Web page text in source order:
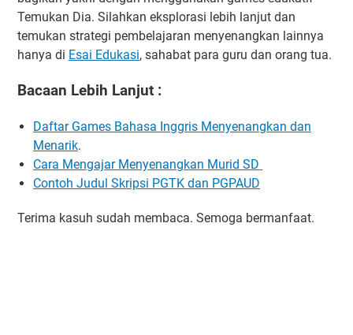
Temukan Dia. Silahkan eksplorasi lebih lanjut dan
temukan strategi pembelajaran menyenangkan lainnya
hanya di Esai Edukasi, sahabat para guru dan orang tua.
Bacaan Lebih Lanjut :
Daftar Games Bahasa Inggris Menyenangkan dan
Menarik.
Cara Mengajar Menyenangkan Murid SD
Contoh Judul Skripsi PGTK dan PGPAUD
Terima kasuh sudah membaca. Semoga bermanfaat.